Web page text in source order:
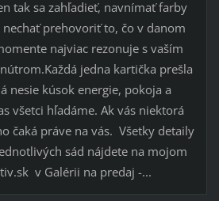
tak sa zahľadieť, navnímať farby
nechať prehovoriť to, čo v danom
najviac rezonuje s vaším
​Každá jedna kartička prešla
nesie kúsok energie, pokoja a
všetci hľadáme. Ak vás niektorá
čaká práve na vás. Všetky detaily
sád nájdete na mojom
v Galérii na predaj -...